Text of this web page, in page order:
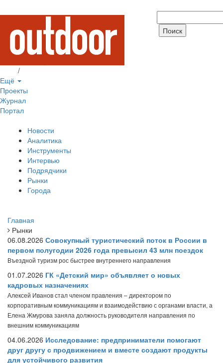
/
Ещё
Проекты
Журнал
Портал
Новости
Аналитика
Инструменты
Интервью
Подрядчики
Рынки
Города
Главная
Рынки
06.08.2026 Совокупный туристический поток в России в
первом полугодии 2026 года превысил 43 млн поездок
Въездной туризм рос быстрее внутреннего направления
01.07.2026 ГК «Детский мир» объявляет о новых
кадровых назначениях
Алексей Иванов стал членом правления – директором по
корпоративным коммуникациям и взаимодействию с органами власти, а
Елена Жмурова заняла должность руководителя направления по
внешним коммуникациям
04.06.2026 Исследование: предприниматели помогают
друг другу с продвижением и вместе создают продукты
для устойчивого развития